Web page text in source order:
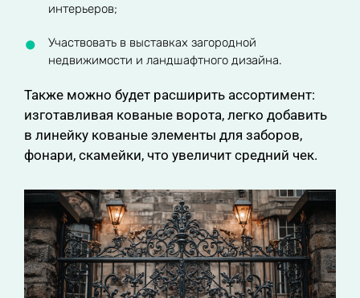
интерьеров;
Участвовать в выставках загородной
недвижимости и ландшафтного дизайна.
Также можно будет расширить ассортимент:
изготавливая кованые ворота, легко добавить
в линейку кованые элементы для заборов,
фонари, скамейки, что увеличит средний чек.